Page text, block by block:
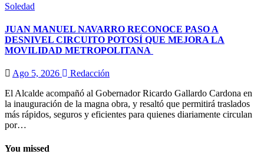
Soledad
JUAN MANUEL NAVARRO RECONOCE PASO A
DESNIVEL CIRCUITO POTOSÍ QUE MEJORA LA
MOVILIDAD METROPOLITANA
Ago 5, 2026
Redacción
El Alcalde acompañó al Gobernador Ricardo Gallardo Cardona en
la inauguración de la magna obra, y resaltó que permitirá traslados
más rápidos, seguros y eficientes para quienes diariamente circulan
por…
You missed